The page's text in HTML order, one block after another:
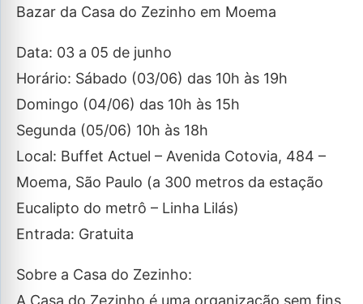
Bazar da Casa do Zezinho em Moema
Data: 03 a 05 de junho
Horário: Sábado (03/06) das 10h às 19h
Domingo (04/06) das 10h às 15h
Segunda (05/06) 10h às 18h
Local: Buffet Actuel – Avenida Cotovia, 484 –
Moema, São Paulo (a 300 metros da estação
Eucalipto do metrô – Linha Lilás)
Entrada: Gratuita
Sobre a Casa do Zezinho:
A Casa do Zezinho é uma organização sem fins